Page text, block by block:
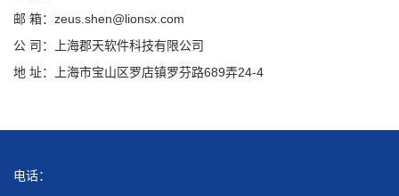
邮 箱：zeus.shen@lionsx.com
公 司：上海郡天软件科技有限公司
地 址：上海市宝山区罗店镇罗芬路689弄24-4
电话：